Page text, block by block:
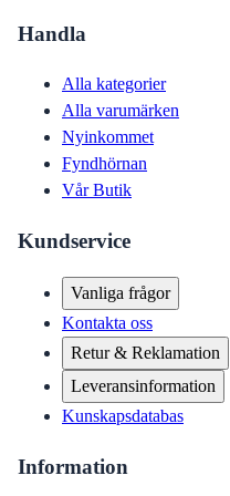
Handla
Alla kategorier
Alla varumärken
Nyinkommet
Fyndhörnan
Vår Butik
Kundservice
Vanliga frågor
Kontakta oss
Retur & Reklamation
Leveransinformation
Kunskapsdatabas
Information